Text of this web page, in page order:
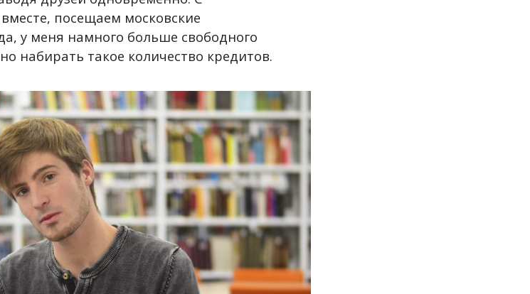
посещаем московские
у меня намного больше свободного
набирать такое количество кредитов.